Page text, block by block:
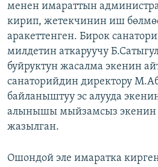
менен имараттын
кирип, жетекчинин иш
аракеттенген. Бирок
милдетин аткаруучу
буйруктун жасалма экенин
санаторийдин директору
байланыштуу эс алууда
алынышы мыйзамсыз экенин
жазылган.
Ошондой эле имаратка